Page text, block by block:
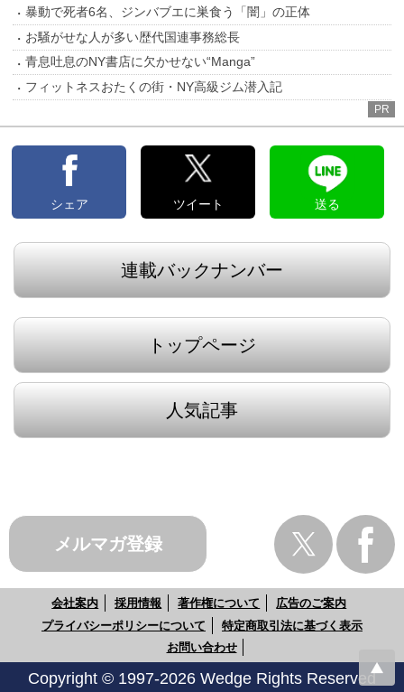
暴動で死者6名、ジンバブエに巣食う「闇」の正体
お騒がせな人が多い歴代国連事務総長
青息吐息のNY書店に欠かせない“Manga”
フィットネスおたくの街・NY高級ジム潜入記
PR
シェア ツイート 送る
連載バックナンバー
トップページ
人気記事
メルマガ登録
会社案内 採用情報 著作権について
広告のご案内
プライバシーポリシーについて
特定商取引法に基づく表示
お問い合わせ
Copyright © 1997-2026 Wedge Rights Reserved